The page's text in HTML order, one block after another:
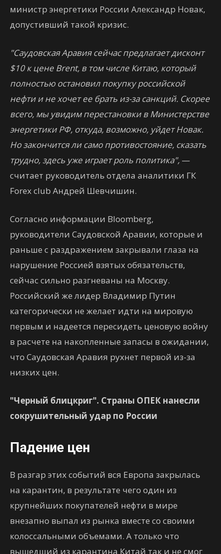
министр энергетики России Александр Новак,
допустивший такой кризис.
"Саудовская Аравия сейчас предлагает дисконт
$10 к цене Brent, в том числе Китаю, который
полностью остановил покупку российской
нефти и не хочет ее брать из-за санкций. Скорее
всего, мы увидим перестановки в Министерстве
энергетики РФ, откуда, возможно, уйдет Новак.
Но закончится ли само противостояние, сказать
трудно, здесь уже играет роль политика", —
считает руководитель отдела аналитики ГК
Forex club Андрей Шевчишин.
Согласно информации Bloomberg,
руководители Саудовской Аравии, которые и
раньше с раздражением закрывали глаза на
нарушение Россией взятых обязательств,
сейчас сильно разгневаны на Москву.
Российский же лидер Владимир Путин
категорически не желает идти на мировую
первым и надеется пересидеть ценовую войну
в расчете на накопленные запасы в ожидании,
что Саудовская Аравия рухнет первой из-за
низких цен.
"Черный блицкриг". Страны ОПЕК нанесли
сокрушительный удар по России
Падение цен
В разгар этих событий вся Европа закрылась
на карантин, в результате чего один из
крупнейших покупателей нефти в мире
внезапно выпал из рынка вместе со своими
колоссальными объемами. А только что
вышедший из карантина Китай так и не смог